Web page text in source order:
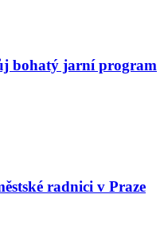
bohatý jarní program
radnici v Praze